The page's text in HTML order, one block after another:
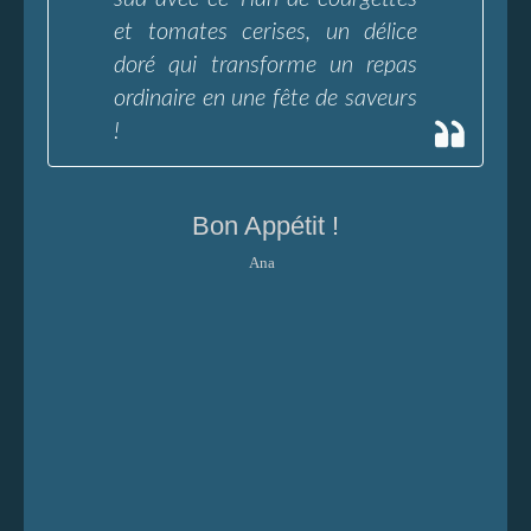
et tomates cerises, un délice
doré qui transforme un repas
ordinaire en une fête de saveurs
!
Bon Appétit !
Ana